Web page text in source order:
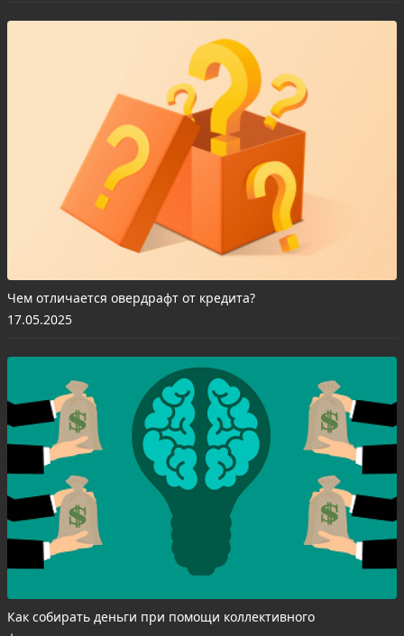
Чем отличается овердрафт от кредита?
17.05.2025
Как собирать деньги при помощи коллективного